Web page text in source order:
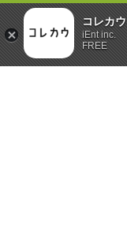
コレカウ
iEnt inc.
FREE